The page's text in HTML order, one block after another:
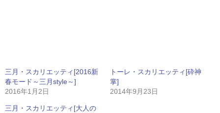
三月・スカリエッティ[2016新
春モード～三月style～]
2016年1月2日
トーレ・スカリエッティ[砕神
掌]
2014年9月23日
三月・スカリエッティ[大人の